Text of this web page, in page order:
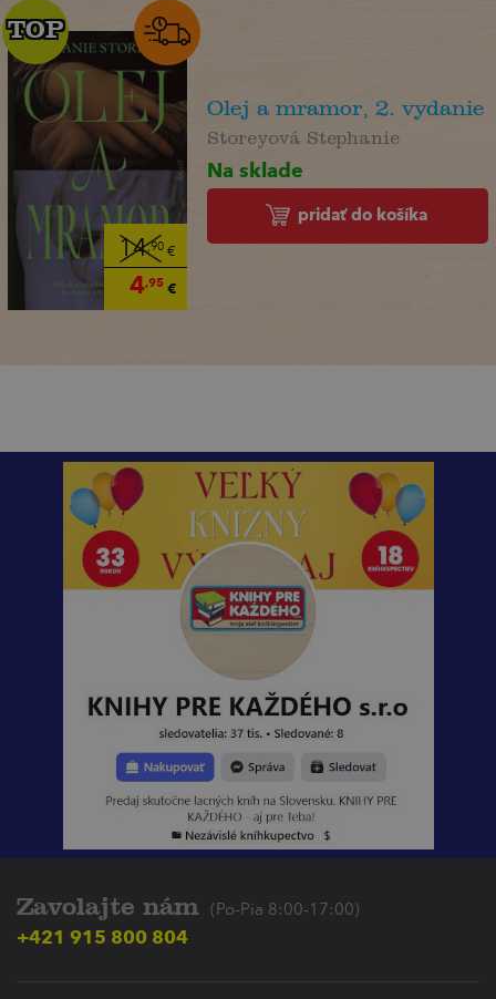
14,90€
4,95€
TOP
TOP
Olej a mramor, 2. vydanie
Storeyová Stephanie
Na sklade
pridať do košíka
Zavolajte nám (Po-Pia 8:00-17:00)
+421 915 800 804